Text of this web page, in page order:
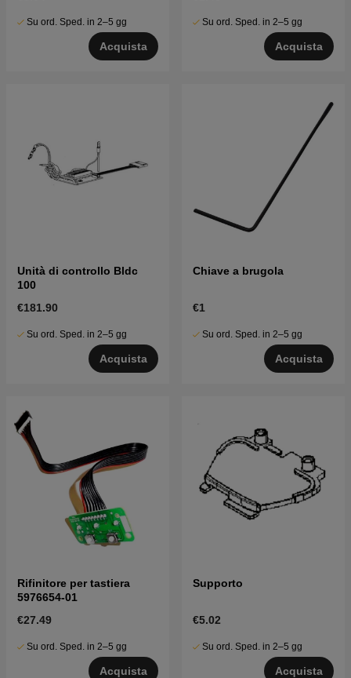
Su ord. Sped. in 2–5 gg
Acquista
Su ord. Sped. in 2–5 gg
Acquista
Unità di controllo Bldc
100
€181.90
Su ord. Sped. in 2–5 gg
Acquista
Chiave a brugola
€1
Su ord. Sped. in 2–5 gg
Acquista
Rifinitore per tastiera
5976654-01
€27.49
Su ord. Sped. in 2–5 gg
Acquista
Supporto
€5.02
Su ord. Sped. in 2–5 gg
Acquista